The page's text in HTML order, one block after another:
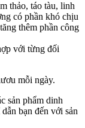
thảo, táo tàu, linh
có phần khó chịu
thêm phần công
với từng đối
mỗi ngày.
sản phẩm dinh
bạn đến với sản